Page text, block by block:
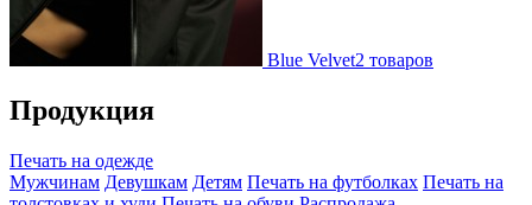
Blue Velvet2 товаров
Продукция
Печать на одежде
Мужчинам Девушкам Детям Печать на футболках Печать на